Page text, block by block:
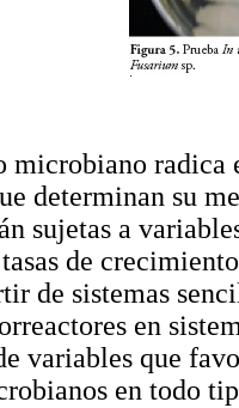
radica
determinan su
sujetas a
de
de sistemas
en
variables que
en todo